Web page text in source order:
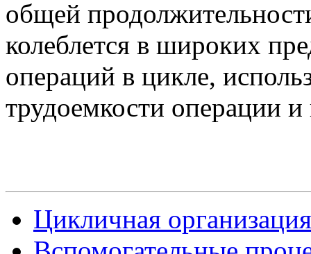
общей
колеблется в широких
операций в цикле,
трудоемкости операции и
Цикличная